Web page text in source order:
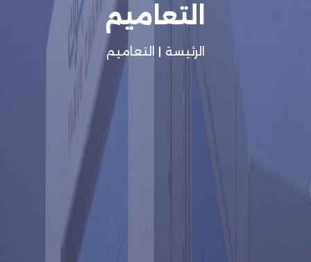
التعاميم
الرئيسة التعاميم